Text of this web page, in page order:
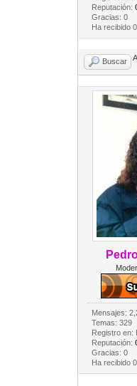
Reputación:
Gracias: 0
Ha recibido
Buscar
Mensajes:
Temas: 329
Registro en:
Reputación:
Gracias: 0
Ha recibido